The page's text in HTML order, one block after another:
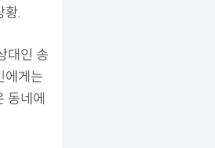
황.
대인 송
에게는
동네에